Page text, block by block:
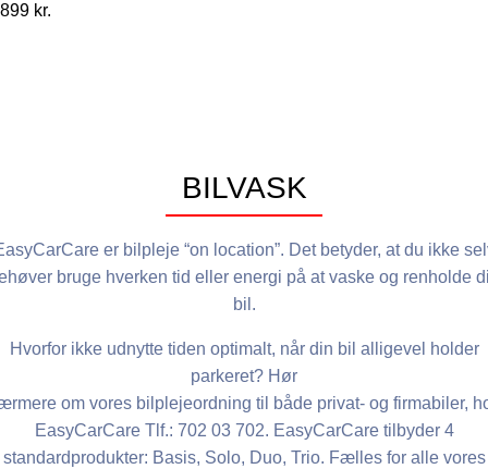
899 kr.
BILVASK
er bilpleje “on location”. Det betyder, at du ikke
bruge hverken tid eller energi på at vaske og renholde
bil.
Hvorfor ikke udnytte tiden optimalt, når din bil alligevel holder
parkeret? Hør
om vores bilplejeordning til både privat- og firmabiler,
EasyCarCare Tlf.: 702 03 702. EasyCarCare tilbyder 4
standardprodukter: Basis, Solo, Duo, Trio. Fælles for alle vores